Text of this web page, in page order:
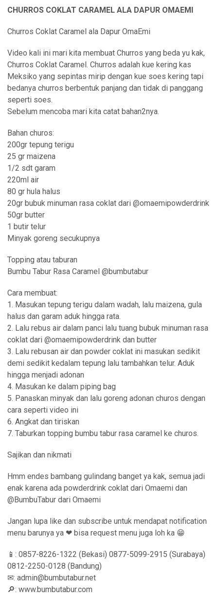
CHURROS COKLAT CARAMEL ALA DAPUR OMAEMI
Churros Coklat Caramel ala Dapur OmaEmi
Video kali ini mari kita membuat Churros yang beda yu kak,
Churros Coklat Caramel. Churros adalah kue kering kas
Meksiko yang sepintas mirip dengan kue soes kering tapi
bedanya churros berbentuk panjang dan tidak di panggang
seperti soes.
Sebelum mencoba mari kita catat bahan2nya.
Bahan churos:
200gr tepung terigu
25 gr maizena
1/2 sdt garam
220ml air
80 gr hula halus
20gr bubuk minuman rasa coklat dari @omaemipowderdrink
50gr butter
1 butir telur
Minyak goreng secukupnya
Topping atau taburan
Bumbu Tabur Rasa Caramel @bumbutabur
Cara membuat:
1. Masukan tepung terigu dalam wadah, lalu maizena, gula
halus dan garam aduk hingga rata.
2. Lalu rebus air dalam panci lalu tuang bubuk minuman rasa
coklat dari @omaemipowderdrink dan butter
3. Lalu rebusan air dan powder coklat ini masukan sedikit
demi sedikit kedalam tepung lalu tambahkan telur. Aduk
hingga menjadi adonan
4. Masukan ke dalam piping bag
5. Panaskan minyak dan lalu goreng adonan churos dengan
cara seperti video ini
6. Angkat dan tiriskan
7. Taburkan topping bumbu tabur rasa caramel ke churos.
Sajikan dan nikmati
Hmm endes bambang gulindang banget ya kak, semua jadi
enak karena ada powderdrink coklat dari Omaemi dan
@BumbuTabur dari Omaemi
Jangan lupa like dan subscribe untuk mendapat notification
menu barunya ya ❤ bisa request menu juga loh ka 😁
📱: 0857-8226-1322 (Bekasi) 0877-5099-2915 (Surabaya)
0812-2250-0128 (Bandung)
✉: admin@bumbutabur.net
🔎: www.bumbutabur.com